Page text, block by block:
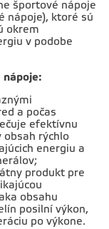
športové nápoje
nápoje), ktoré sú
okrem
v podobe
nápoje:
a počas
efektívnu
obsah rýchlo
energiu a
produkt pre
obsahu
posilní výkon,
po výkone.